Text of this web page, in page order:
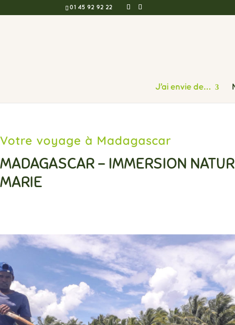
01 45 92 92 22
J’ai envie de…
Votre voyage à Madagascar
MADAGASCAR – IMMERSION
MARIE